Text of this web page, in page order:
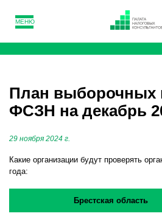
МЕНЮ
План выборочных
ФСЗН на декабрь
29 ноября 2024 г.
Какие организации будут проверять
года:
Брестская область